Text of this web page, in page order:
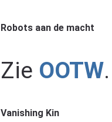
Robots aan de macht
Zie OOTW.
Vanishing Kin